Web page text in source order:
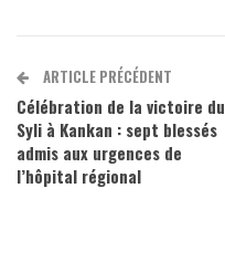
ARTICLE PRÉCÉDENT
Célébration de la victoire du
Syli à Kankan : sept blessés
admis aux urgences de
l’hôpital régional